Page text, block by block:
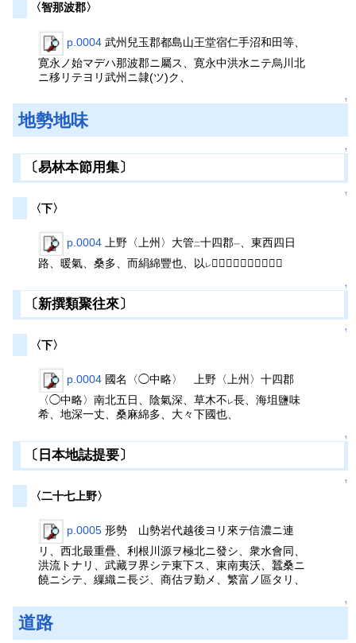
〈智那波郡〉
p.0004 武州兒玉郡都島山王堂宿仁手沼和田等、
寛永ノ始マデハ那波郡ニ屬ス、寛永中洪水ニテ烏川北
ニ移リテヨリ武州ニ隷(ツ)ク、
↑
地勢地味
↑
〔易林本節用集〕
↑
〈下〉
p.0004 上野〈上州〉大管二十四郡一
、東西四日
路、暖氣、桑多、而絹綿豐也、以 レ 𪎽致貢、大々上國也、
↑
〔新撰類聚往來〕
↑
〈下〉
p.0004 國名〈◯中略〉 上野〈上州〉十四郡
〈◯中略〉南北五日、陰氣深、草木不 レ長、海坥鹽味
希、地深一丈、桑麻綿多、大々下國也、
↑
〔日本地誌提要〕
↑
〈二十七上野〉
p.0005 形勢 山勢岩代越後ヨリ來テ信濃ニ連
リ、西北最重疊、利根川源ヲ極北ニ發シ、衆水會同、
洪流トナリ、武藏ヲ界シテ東下ス、東南夷沃、蠶桑ニ
饒ニシテ、繅織ニ長ジ、商估ヲ勤メ、繁富ノ區タリ、
↑
道路